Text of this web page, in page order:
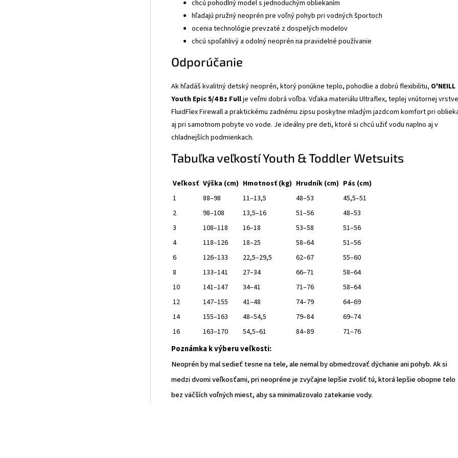
chcú pohodlný model s jednoduchým obliekaním
hľadajú pružný neoprén pre voľný pohyb pri vodných športoch
ocenia technológie prevzaté z dospelých modelov
chcú spoľahlivý a odolný neoprén na pravidelné používanie
Odporúčanie
Ak hľadáš kvalitný detský neoprén, ktorý ponúkne teplo, pohodlie a dobrú flexibilitu, O'NEILL
Youth Epic 5/4 Bz Fullje veľmi dobrá voľba. Vďaka materiálu Ultraflex, teplej vnútornej vrstve
FluidFlex Firewall a praktickému zadnému zipsu poskytne mladým jazdcom komfort pri
aj pri samotnom pobyte vo vode. Je ideálny pre deti, ktoré si chcú užiť vodu naplno aj v
chladnejších podmienkach.
Tabuľka veľkostí Youth & Toddler Wetsuits
Veľkosť Výška (cm) Hmotnosť (kg) Hrudník (cm) Pás (cm)
1
88–98 11–13,5 48–53
45,5–51
2
98–108 13,5–16 51–56
48–53
3
108–118 16–18 53–58
51–56
4
118–126 18–25 58–64
51–56
6
126–133 22,5–29,5 62–67
55–60
8
133–141 27–34 66–71
58–64
10
141–147 34–41 71–76
58–64
12
147–155 41–48 74–79
64–69
14
155–163 48–54,5 79–84
69–74
16
163–170 54,5–61 84–89 71–76
Poznámka k výberu veľkosti:
Neoprén by mal sedieť tesne na tele, ale nemal by obmedzovať dýchanie ani pohyb. Ak si
medzi dvomi veľkosťami, pri neopréne je zvyčajne lepšie zvoliť tú, ktorá lepšie obopne telo
bez väčších voľných miest, aby sa minimalizovalo zatekanie vody.